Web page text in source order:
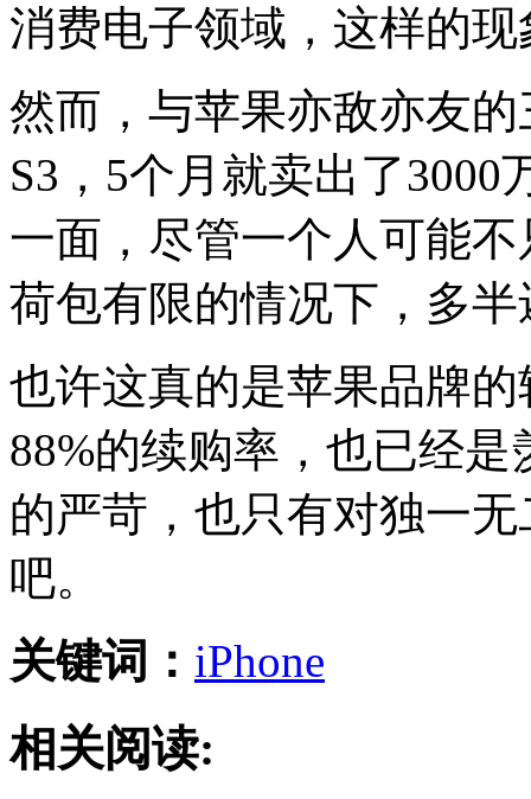
消费电子领域，这样的
然而，与苹果亦敌亦友
S3，5个月就卖出了
一面，尽管一个人可能
荷包有限的情况下，多
也许这真的是苹果品牌
88%的续购率，也已经
的严苛，也只有对独一
吧。
关键词： iPhone
相关阅读: